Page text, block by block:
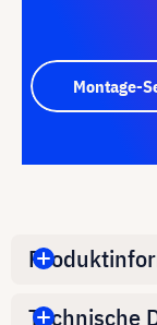
Montage-
Technische